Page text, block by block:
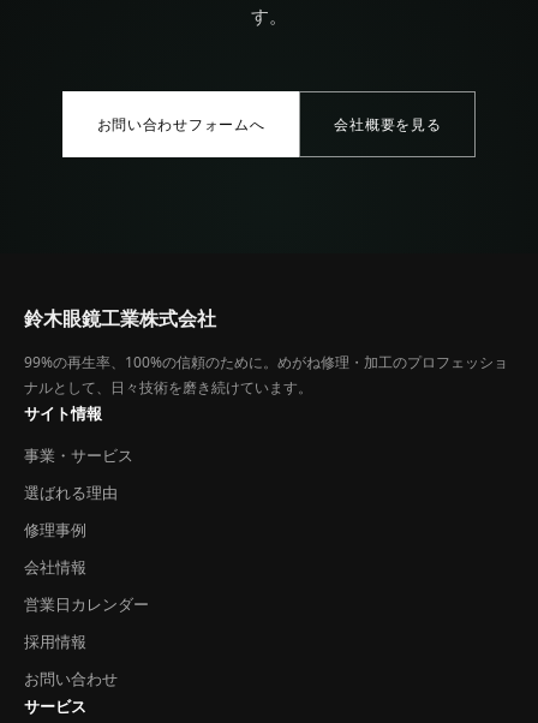
す。
お問い合わせフォームへ 会社概要を見る
鈴木眼鏡工業株式会社
99%の再生率、100%の信頼のために。めがね修理・加工のプロフェッショ
ナルとして、日々技術を磨き続けています。
サイト情報
事業・サービス
選ばれる理由
修理事例
会社情報
営業日カレンダー
採用情報
お問い合わせ
サービス